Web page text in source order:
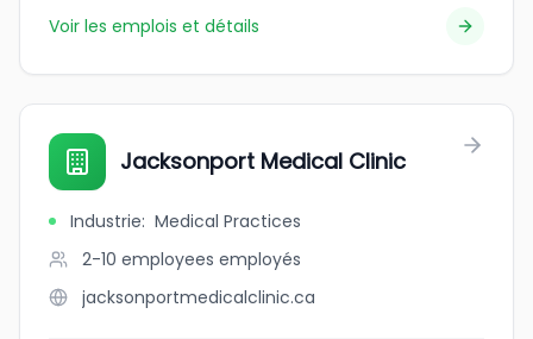
Voir les emplois et détails
Jacksonport Medical Clinic
Industrie: Medical Practices
2-10 employees employés
jacksonportmedicalclinic.ca